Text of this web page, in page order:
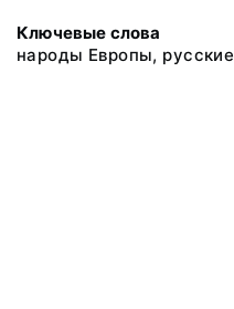
Ключевые слова
народы Европы, русские